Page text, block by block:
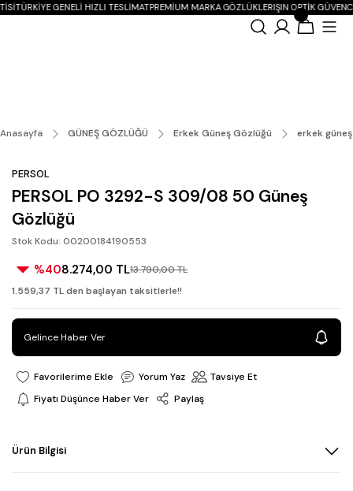
TÜRKIYE GENELI HIZLI TESLIMATPREMIUM MARKA GÖZLÜKLERIŞIN OPTIK
Anasayfa GÜNEŞ GÖZLÜĞÜ Erkek Güneş Gözlüğü erkek güneş
PERSOL
PERSOL PO 3292-S 309/08 50 Güneş
Gözlüğü
Stok Kodu: 00200184190553
%408.274,00 TL13.790,00 TL
1.559,37 TL den başlayan taksitlerle!!
Gelince Haber Ver
Yorum Yaz
Tavsiye Et
Fiyatı Düşünce Haber Ver
Paylaş
Ürün Bilgisi